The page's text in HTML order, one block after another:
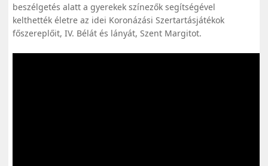
beszélgetés alatt a gyerekek színezők segítségével
kelthették életre az idei Koronázási Szertartásjátékok
főszereplőit, IV. Bélát és lányát, Szent Margitot.